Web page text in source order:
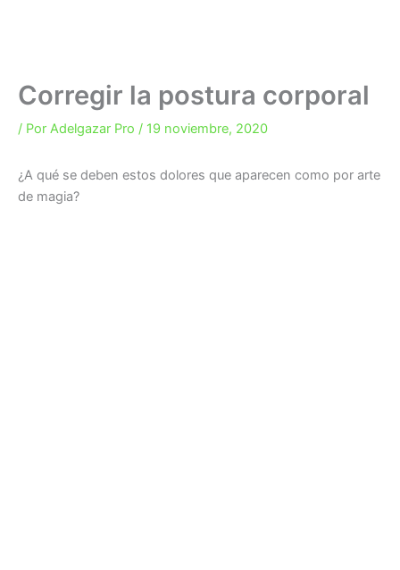
Corregir la postura corporal
/ Por Adelgazar Pro / 19 noviembre, 2020
¿A qué se deben estos dolores que aparecen como por arte
de magia?